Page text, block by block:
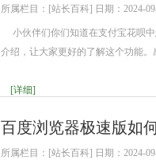
所属栏目：[站长百科] 日期：2024-
小伙伴们你们知道在支付宝花呗中
介绍，让大家更好的了解这个功能。
[详细]
百度浏览器极速版如
所属栏目：[站长百科] 日期：2024-